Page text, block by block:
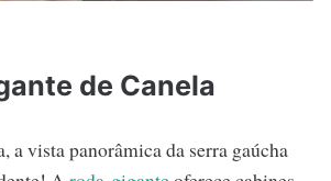
de Canela
a vista panorâmica da serra gaúcha